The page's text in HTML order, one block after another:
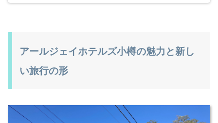
アールジェイホテルズ小樽の魅力と新し
い旅行の形